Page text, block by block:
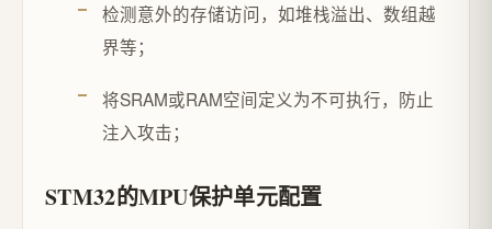
检测意外的存储访问，如堆栈溢出、数组越
界等；
将SRAM或RAM空间定义为不可执行，防止
注入攻击；
STM32的MPU保护单元配置